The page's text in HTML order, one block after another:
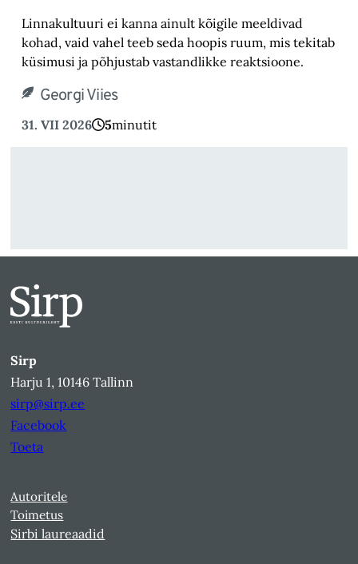
Linnakultuuri ei kanna ainult kõigile meeldivad
kohad, vaid vahel teeb seda hoopis ruum, mis tekitab
küsimusi ja põhjustab vastandlikke reaktsioone.
Georgi Viies
31. VII 2026 5minutit
Sirp
Harju 1, 10146 Tallinn
sirp@sirp.ee
Facebook
Toeta
Autoritele
Toimetus
Sirbi laureaadid